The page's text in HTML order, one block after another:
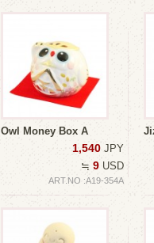
Owl Money Box A
1,540 JPY
≒ 9 USD
ART.NO :A19-354A